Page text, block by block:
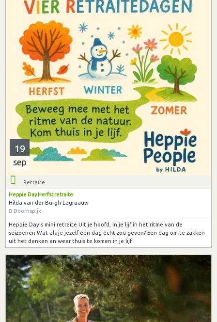
19
sep
Retraite
Heppie Day Herfst retraite
Hilda van der Burgh-Lagraauw
Doornspijk
Heppie Day’s mini retraite Uit je hoofd, in je lijf in het ritme van de
seizoenen Wat als je jezelf één dag écht zou geven? Een dag om te zakken
uit het denken en weer thuis te komen in je lijf.